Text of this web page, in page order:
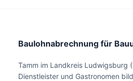
Baulohnabrechnung für
Tamm im Landkreis Ludwigsburg
Dienstleister und Gastronomen